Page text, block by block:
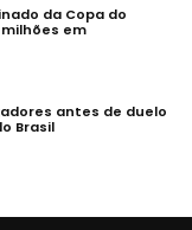
da Copa do
milhões em
antes de duelo
Brasil